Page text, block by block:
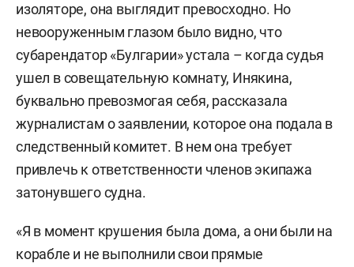
изоляторе, она выглядит превосходно. Но
невооруженным глазом было видно, что
субарендатор «Булгарии» устала – когда судья
ушел в совещательную комнату, Инякина,
буквально превозмогая себя, рассказала
журналистам о заявлении, которое она подала в
следственный комитет. В нем она требует
привлечь к ответственности членов экипажа
затонувшего судна.
«Я в момент крушения была дома, а они были на
корабле и не выполнили свои прямые